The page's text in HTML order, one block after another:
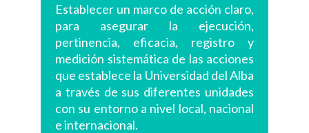
Establecer un marco de acción claro,
para asegurar la ejecución,
pertinencia, eficacia, registro y
medición sistemática de las acciones
que establece la Universidad del Alba
a través de sus diferentes unidades
con su entorno a nivel local, nacional
e internacional.